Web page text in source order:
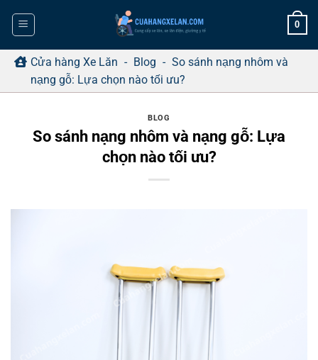
dung
0
Cửa hàng Xe Lăn - Blog - So sánh nạng nhôm và
nạng gỗ: Lựa chọn nào tối ưu?
BLOG
So sánh nạng nhôm và nạng gỗ: Lựa
chọn nào tối ưu?